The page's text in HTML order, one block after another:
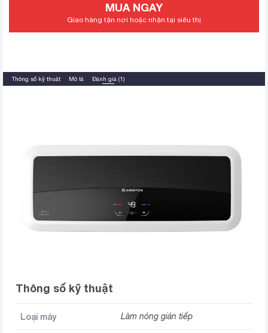
MUA NGAY
Giao hàng tận nơi hoặc nhận tại siêu thị
Thông số kỹ thuật Mô tả Đánh giá (1)
Thông số kỹ thuật
Loại máy Làm nóng gián tiếp